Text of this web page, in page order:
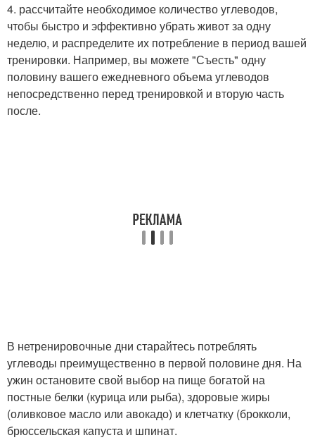
4. рассчитайте необходимое количество углеводов,
чтобы быстро и эффективно убрать живот за одну
неделю, и распределите их потребление в период вашей
тренировки. Например, вы можете "Съесть" одну
половину вашего ежедневного объема углеводов
непосредственно перед тренировкой и вторую часть
после.
В нетренировочные дни старайтесь потреблять
углеводы преимущественно в первой половине дня. На
ужин остановите свой выбор на пище богатой на
постные белки (курица или рыба), здоровые жиры
(оливковое масло или авокадо) и клетчатку (брокколи,
брюссельская капуста и шпинат.